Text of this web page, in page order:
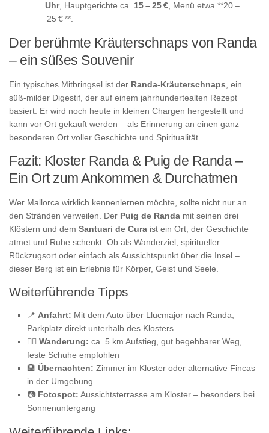
Uhr, Hauptgerichte ca. 15 – 25 € , Menü etwa **20 –
25 € **.
Der berühmte Kräuterschnaps von Randa
– ein süßes Souvenir
Ein typisches Mitbringsel ist der Randa-Kräuterschnaps , ein
süß-milder Digestif, der auf einem jahrhundertealten Rezept
basiert. Er wird noch heute in kleinen Chargen hergestellt und
kann vor Ort gekauft werden – als Erinnerung an einen ganz
besonderen Ort voller Geschichte und Spiritualität.
Fazit: Kloster Randa & Puig de Randa –
Ein Ort zum Ankommen & Durchatmen
Wer Mallorca wirklich kennenlernen möchte, sollte nicht nur an
den Stränden verweilen. Der Puig de Randa mit seinen drei
Klöstern und dem Santuari de Cura ist ein Ort, der Geschichte
atmet und Ruhe schenkt. Ob als Wanderziel, spiritueller
Rückzugsort oder einfach als Aussichtspunkt über die Insel –
dieser Berg ist ein Erlebnis für Körper, Geist und Seele.
Weiterführende Tipps
📍 Anfahrt: Mit dem Auto über Llucmajor nach Randa,
Parkplatz direkt unterhalb des Klosters
🚶‍♂️ Wanderung: ca. 5 km Aufstieg, gut begehbarer Weg,
feste Schuhe empfohlen
🏨 Übernachten: Zimmer im Kloster oder alternative Fincas
in der Umgebung
📷 Fotospot: Aussichtsterrasse am Kloster – besonders bei
Sonnenuntergang